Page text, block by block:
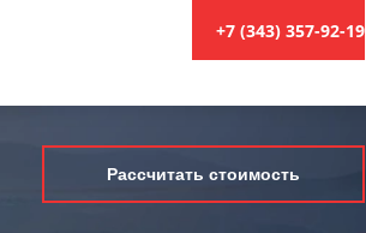
+7 (343) 357-92-19
Рассчитать стоимость